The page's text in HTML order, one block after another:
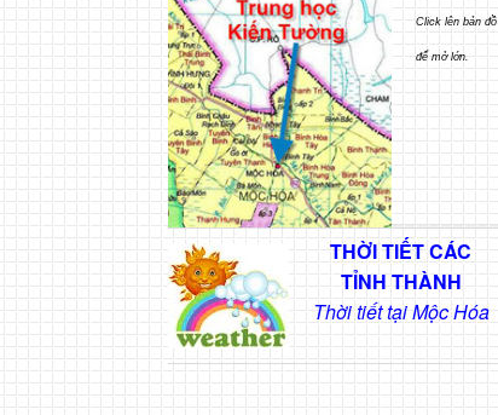
Click lên bản đồ
để mở lớn.
THỜI TIẾT CÁC
TỈNH THÀNH
Thời tiết tại Mộc Hóa